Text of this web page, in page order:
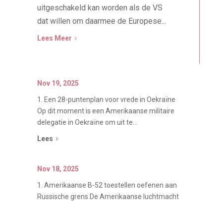
uitgeschakeld kan worden als de VS
dat willen om daarmee de Europese...
Lees Meer 5
Nov 19, 2025
1. Een 28-puntenplan voor vrede in Oekraïne
Op dit moment is een Amerikaanse militaire
delegatie in Oekraïne om uit te...
Lees 5
Nov 18, 2025
1. Amerikaanse B-52 toestellen oefenen aan
Russische grens De Amerikaanse luchtmacht